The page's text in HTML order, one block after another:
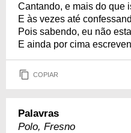
Cantando, e mais do que
E às vezes até
Pois sabendo, eu não
E ainda por cima
COPIAR
Palavras
Polo, Fresno